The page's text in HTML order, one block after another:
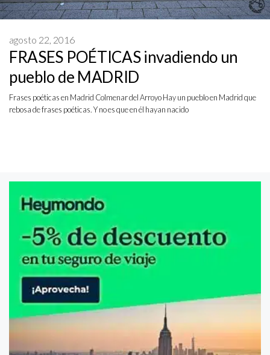
FRASES POÉTICAS invadiendo un
pueblo de MADRID
agosto 22, 2016
Frases poéticas en Madrid Colmenar del Arroyo Hay un pueblo en Madrid que
rebosa de frases poéticas. Y no es que en él hayan nacido